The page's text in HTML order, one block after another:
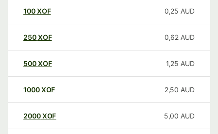
100XOF 0,25 AUD
250XOF 0,62 AUD
500XOF 1,25 AUD
1000XOF 2,50 AUD
2000XOF 5,00 AUD